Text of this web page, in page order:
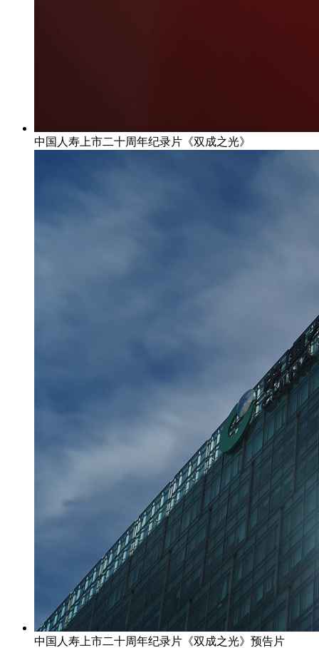
中国人寿上市二十周年纪录片《双成之光》
中国人寿上市二十周年纪录片《双成之光》预告片